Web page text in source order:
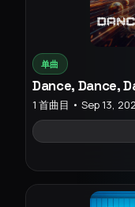
单曲
Dance, Dance,
1 首曲目 • Sep 13,